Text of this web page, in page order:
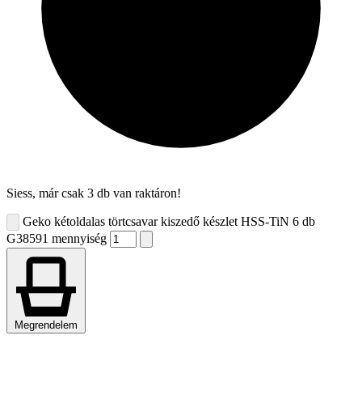
Siess, már csak 3 db van raktáron!
Geko kétoldalas törtcsavar kiszedő készlet HSS-TiN 6 db
G38591 mennyiség
Megrendelem